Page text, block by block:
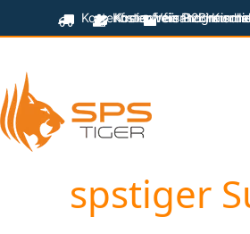
Kostenfreier
Kostenfreier Versand
Kostenfreiefür B2B-
spstiger